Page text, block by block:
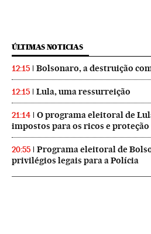
ÚLTIMAS NOTICIAS
12:15 Bolsonaro, a destruição
12:15 Lula, uma ressurreição
21:14
O programa eleitoral de
impostos para os ricos e
20:55
Programa eleitoral de
privilégios legais para a Polícia